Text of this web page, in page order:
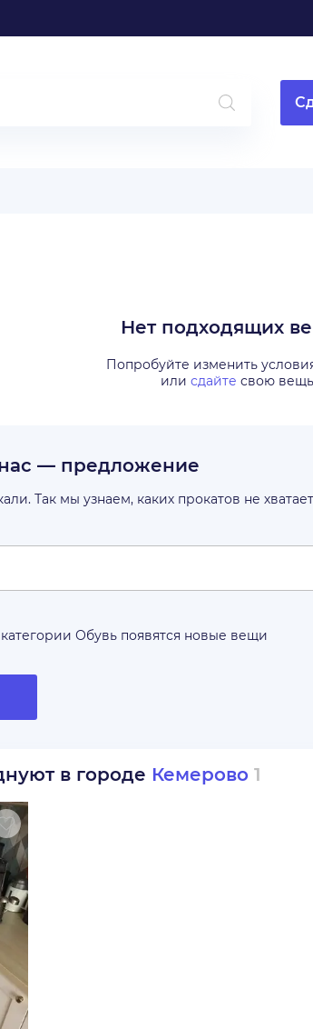
Нет подходящих
Попробуйте изменить
или сдайте свою вещь
— предложение
Так мы узнаем, каких прокатов не хватает
Обувь появятся новые вещи
в городе Кемерово 1